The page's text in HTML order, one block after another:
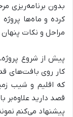
بدون برنامه‌ریزی
کرده و ماه‌ها
مراحل و نکات پنهان
پیش از شروع
کار روی بافت‌های
که اقلیم و شیب
قصد دارید علاوه‌بر
پیشنهاد می‌کنم